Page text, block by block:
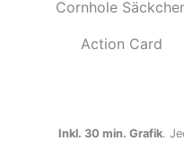
Cornhole
Action Card
Inkl. 30 min. Grafik.